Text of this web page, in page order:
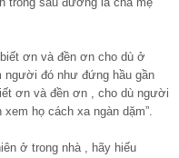
ơn và đền ơn cho dù ở
người đó như đứng hầu gần
ơn và đền ơn , cho dù người
họ cách xa ngàn dặm”.
ở trong nhà , hãy hiếu